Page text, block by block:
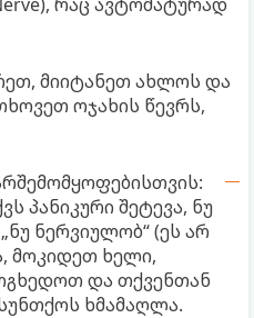
მიიტანეთ ახლოს და
ოჯახის წევრს,
პანიკური შეტევა, ნუ
ნერვიულობ“ (ეს არ
მოკიდეთ ხელი,
და თქვენთან
ხმამაღლა.